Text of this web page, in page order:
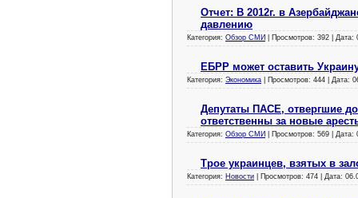
Отчет: В 2012г. в
давлению
Категория: Обзор СМИ | Просмотров: 392 | Дата:
ЕБРР может оставить
Категория: Экономика | Просмотров: 444 | Дата:
Депутаты ПАСЕ, отвергшие
ответственны за новые
Категория: Обзор СМИ | Просмотров: 569 | Дата:
Трое украинцев, взятых в
Категория: Новости | Просмотров: 474 | Дата: